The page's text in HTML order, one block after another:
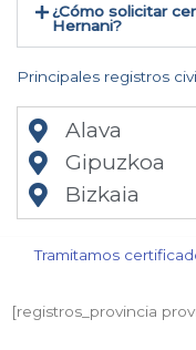
¿Cómo solicitar
Hernani​?
Principales registros
Alava
Gipuzkoa
Bizkaia
Tramitamos
[registros_provincia